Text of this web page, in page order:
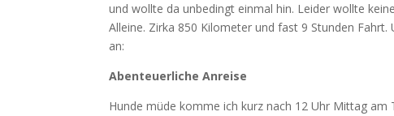
und wollte da unbedingt einmal hin. Leider wollte
Alleine. Zirka 850 Kilometer und fast 9 Stunden
an:
Abenteuerliche Anreise
Hunde müde komme ich kurz nach 12 Uhr Mittag